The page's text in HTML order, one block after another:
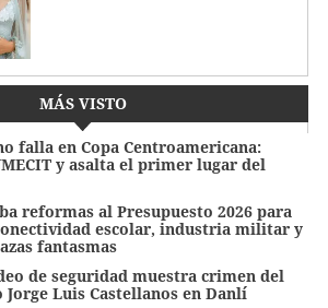
MÁS VISTO
falla en Copa Centroamericana:
y asalta el primer lugar del
reformas al Presupuesto 2026 para
escolar, industria militar y
fantasmas
de seguridad muestra crimen del
Luis Castellanos en Danlí